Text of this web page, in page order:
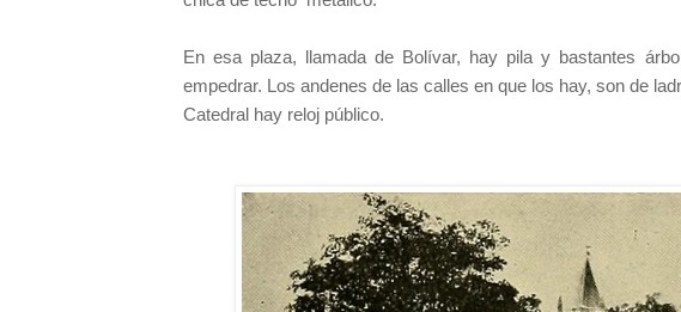
En esa plaza, llamada de Bolívar, hay pila y bastantes
empedrar. Los andenes de las calles en que los hay, son de
Catedral hay reloj público.